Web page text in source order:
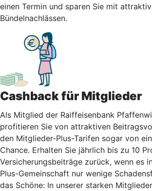
einen Termin und sparen Sie mit
Bündelnachlässen.
Cashback für Mitglieder
Als Mitglied der Raiffeisenbank
profitieren Sie von attraktiven
den Mitglieder-Plus-Tarifen sogar von
Chance. Erhalten Sie jährlich bis zu 10
Versicherungsbeiträge zurück, wenn es
Plus-Gemeinschaft nur wenige
das Schöne: In unserer starken